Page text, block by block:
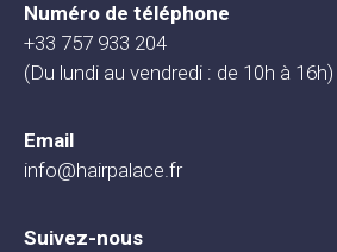
Numéro de téléphone
+33 757 933 204
(Du lundi au vendredi : de 10h à 16h)
Email
info@hairpalace.fr
Suivez-nous